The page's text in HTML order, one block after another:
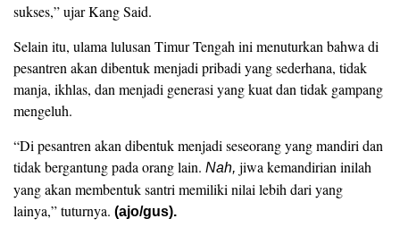
sukses,” ujar Kang Said.
Selain itu, ulama lulusan Timur Tengah ini menuturkan bahwa di
pesantren akan dibentuk menjadi pribadi yang sederhana, tidak
manja, ikhlas, dan menjadi generasi yang kuat dan tidak gampang
mengeluh.
“Di pesantren akan dibentuk menjadi seseorang yang mandiri dan
tidak bergantung pada orang lain. Nah, jiwa kemandirian inilah
yang akan membentuk santri memiliki nilai lebih dari yang
lainya,” tuturnya. (ajo/gus).